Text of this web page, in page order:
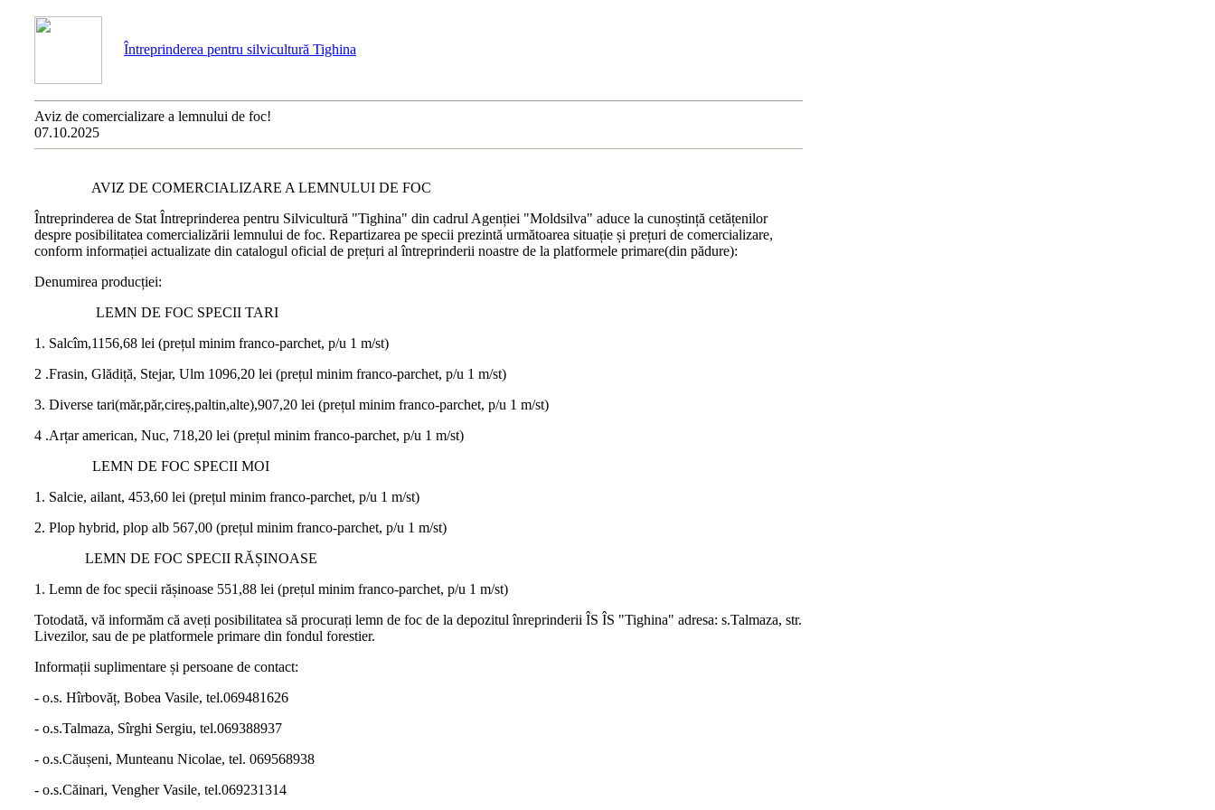
Întreprinderea pentru silvicultură Tighina
Aviz de comercializare a lemnului de foc!
07.10.2025
AVIZ DE COMERCIALIZARE A LEMNULUI DE FOC
Întreprinderea de Stat Întreprinderea pentru Silvicultură "Tighina" din cadrul Agenției "Moldsilva" aduce la cunoștință cetățenilor
despre posibilitatea comercializării lemnului de foc. Repartizarea pe specii prezintă următoarea situație și prețuri de comercializare,
conform informației actualizate din catalogul oficial de prețuri al întreprinderii noastre de la platformele primare(din pădure):
Denumirea producției:
LEMN DE FOC SPECII TARI
1. Salcîm,1156,68 lei (prețul minim franco-parchet, p/u 1 m/st)
2 .Frasin, Glădiță, Stejar, Ulm 1096,20 lei (prețul minim franco-parchet, p/u 1 m/st)
3. Diverse tari(măr,păr,cireș,paltin,alte),907,20 lei (prețul minim franco-parchet, p/u 1 m/st)
4 .Arțar american, Nuc, 718,20 lei (prețul minim franco-parchet, p/u 1 m/st)
LEMN DE FOC SPECII MOI
1. Salcie, ailant, 453,60 lei (prețul minim franco-parchet, p/u 1 m/st)
2. Plop hybrid, plop alb 567,00 (prețul minim franco-parchet, p/u 1 m/st)
LEMN DE FOC SPECII RĂȘINOASE
1. Lemn de foc specii rășinoase 551,88 lei (prețul minim franco-parchet, p/u 1 m/st)
Totodată, vă informăm că aveți posibilitatea să procurați lemn de foc de la depozitul înreprinderii ÎS ÎS "Tighina" adresa: s.Talmaza, str.
Livezilor, sau de pe platformele primare din fondul forestier.
Informații suplimentare și persoane de contact:
- o.s. Hîrbovăț, Bobea Vasile, tel.069481626
- o.s.Talmaza, Sîrghi Sergiu, tel.069388937
- o.s.Căușeni, Munteanu Nicolae, tel. 069568938
- o.s.Căinari, Vengher Vasile, tel.069231314